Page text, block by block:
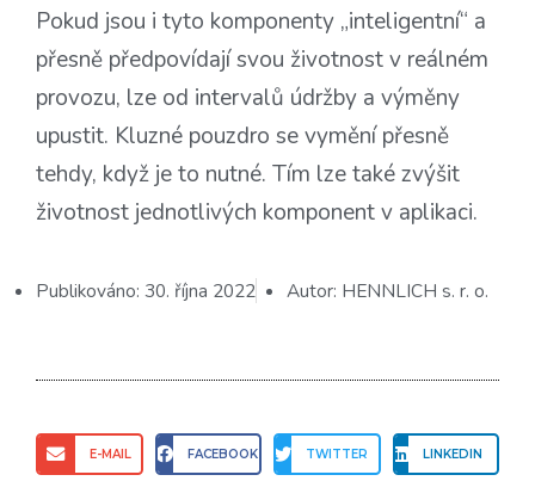
Pokud jsou i tyto komponenty „inteligentní“ a
přesně předpovídají svou životnost v reálném
provozu, lze od intervalů údržby a výměny
upustit. Kluzné pouzdro se vymění přesně
tehdy, když je to nutné. Tím lze také zvýšit
životnost jednotlivých komponent v aplikaci.
Publikováno: 30. října 2022 Autor: HENNLICH s. r. o.
E-MAIL FACEBOOK TWITTER LINKEDIN